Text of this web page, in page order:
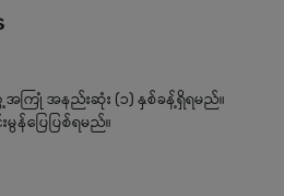
အကြုံ အနည်းဆုံး (၁) နှစ်ခန့်ရှိရမည်။
န်ပြေပြစ်ရမည်။